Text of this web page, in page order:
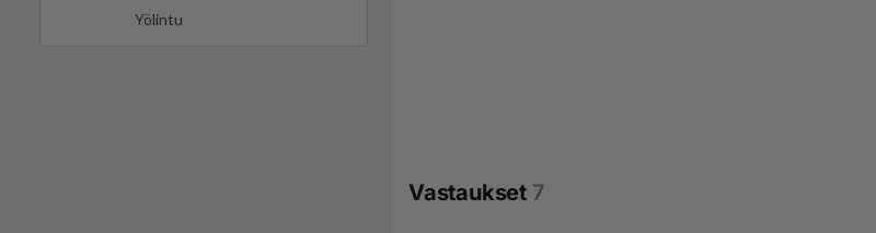
Yölintu
Vastaukset 7